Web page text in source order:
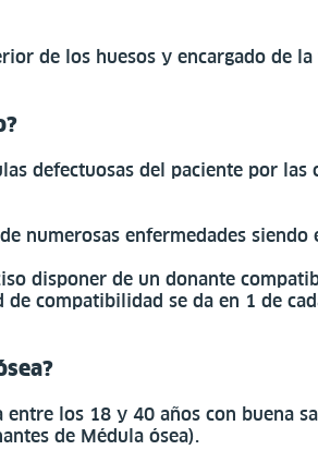
de los huesos y encargado de
defectuosas del paciente por
numerosas enfermedades
disponer de un donante
compatibilidad se da en 1 de
los 18 y 40 años con buena
de Médula ósea).